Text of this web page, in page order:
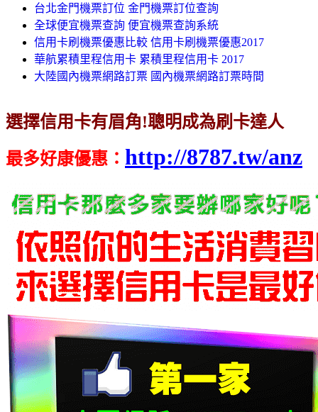
台北金門機票訂位 金門機票訂位查詢
全球便宜機票查詢 便宜機票查詢系統
信用卡刷機票優惠比較 信用卡刷機票優惠2017
華航累積里程信用卡 累積里程信用卡 2017
大陸國內機票網路訂票 國內機票網路訂票時間
選擇信用卡有眉角!聰明成為刷卡達人
最多好康優惠 ： http://8787.tw/anz